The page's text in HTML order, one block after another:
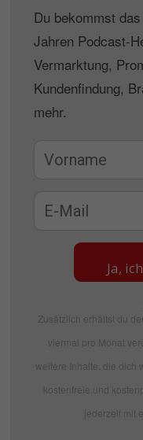
Du bekommst
Jahren Podcast-
Vermarktung,
Kundenfindung,
mehr.
Ja,
Zusätzlich erhältst du
viermal pro Monat
weitere Inhalte, die dich
kostenfreie und
jederzeit mit